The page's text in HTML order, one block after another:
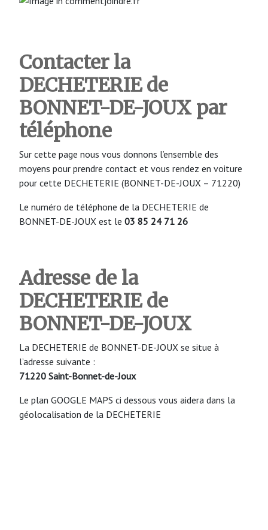
Contacter la
DECHETERIE de
BONNET-DE-JOUX par
téléphone
Sur cette page nous vous donnons l’ensemble des
moyens pour prendre contact et vous rendez en voiture
pour cette DECHETERIE (BONNET-DE-JOUX – 71220)
Le numéro de téléphone de la DECHETERIE de
BONNET-DE-JOUX est le 03 85 24 71 26
Adresse de la
DECHETERIE de
BONNET-DE-JOUX
La DECHETERIE de BONNET-DE-JOUX se situe à
l’adresse suivante :
71220 Saint-Bonnet-de-Joux
Le plan GOOGLE MAPS ci dessous vous aidera dans la
géolocalisation de la DECHETERIE